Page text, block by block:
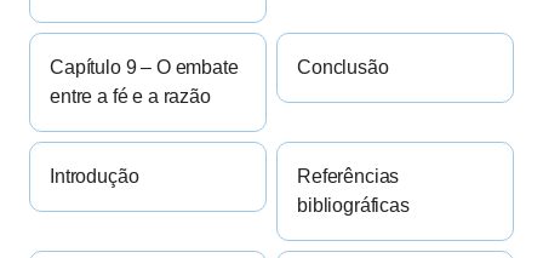
Capítulo 9 – O embate
entre a fé e a razão
Conclusão
Introdução
Referências
bibliográficas